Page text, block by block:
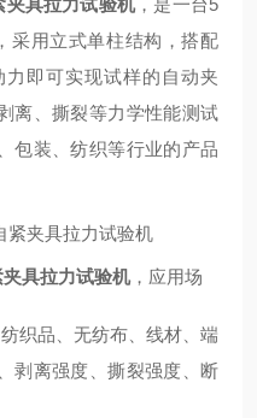
夹具拉力试验机，是一台5
采用立式单柱结构，搭配
即可实现试样的自动夹
离、撕裂等力学性能测试
包装、纺织等行业的产品
具拉力试验机，应用场
织品、无纺布、线材、端
剥离强度、撕裂强度、断